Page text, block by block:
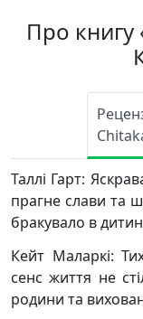
Про книгу
Таллі Гарт:
прагне слави та
бракувало в
Кейт Маларкі:
сенс життя не
родини та